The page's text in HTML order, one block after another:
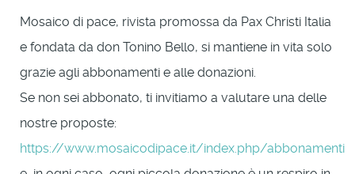
Mosaico di pace, rivista promossa da Pax Christi Italia
e fondata da don Tonino Bello, si mantiene in vita solo
grazie agli abbonamenti e alle donazioni.
Se non sei abbonato, ti invitiamo a valutare una delle
nostre proposte:
https://www.mosaicodipace.it/index.php/abbonamenti